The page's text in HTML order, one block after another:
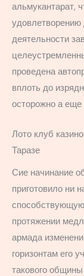
альмукантарат,
удовлетворению
деятельности
проведена
вплоть до
осторожно а еще
Лото клуб
Таразе
Сие начинание
приготовило ни
протяжении
армада
горизонтам его
такового